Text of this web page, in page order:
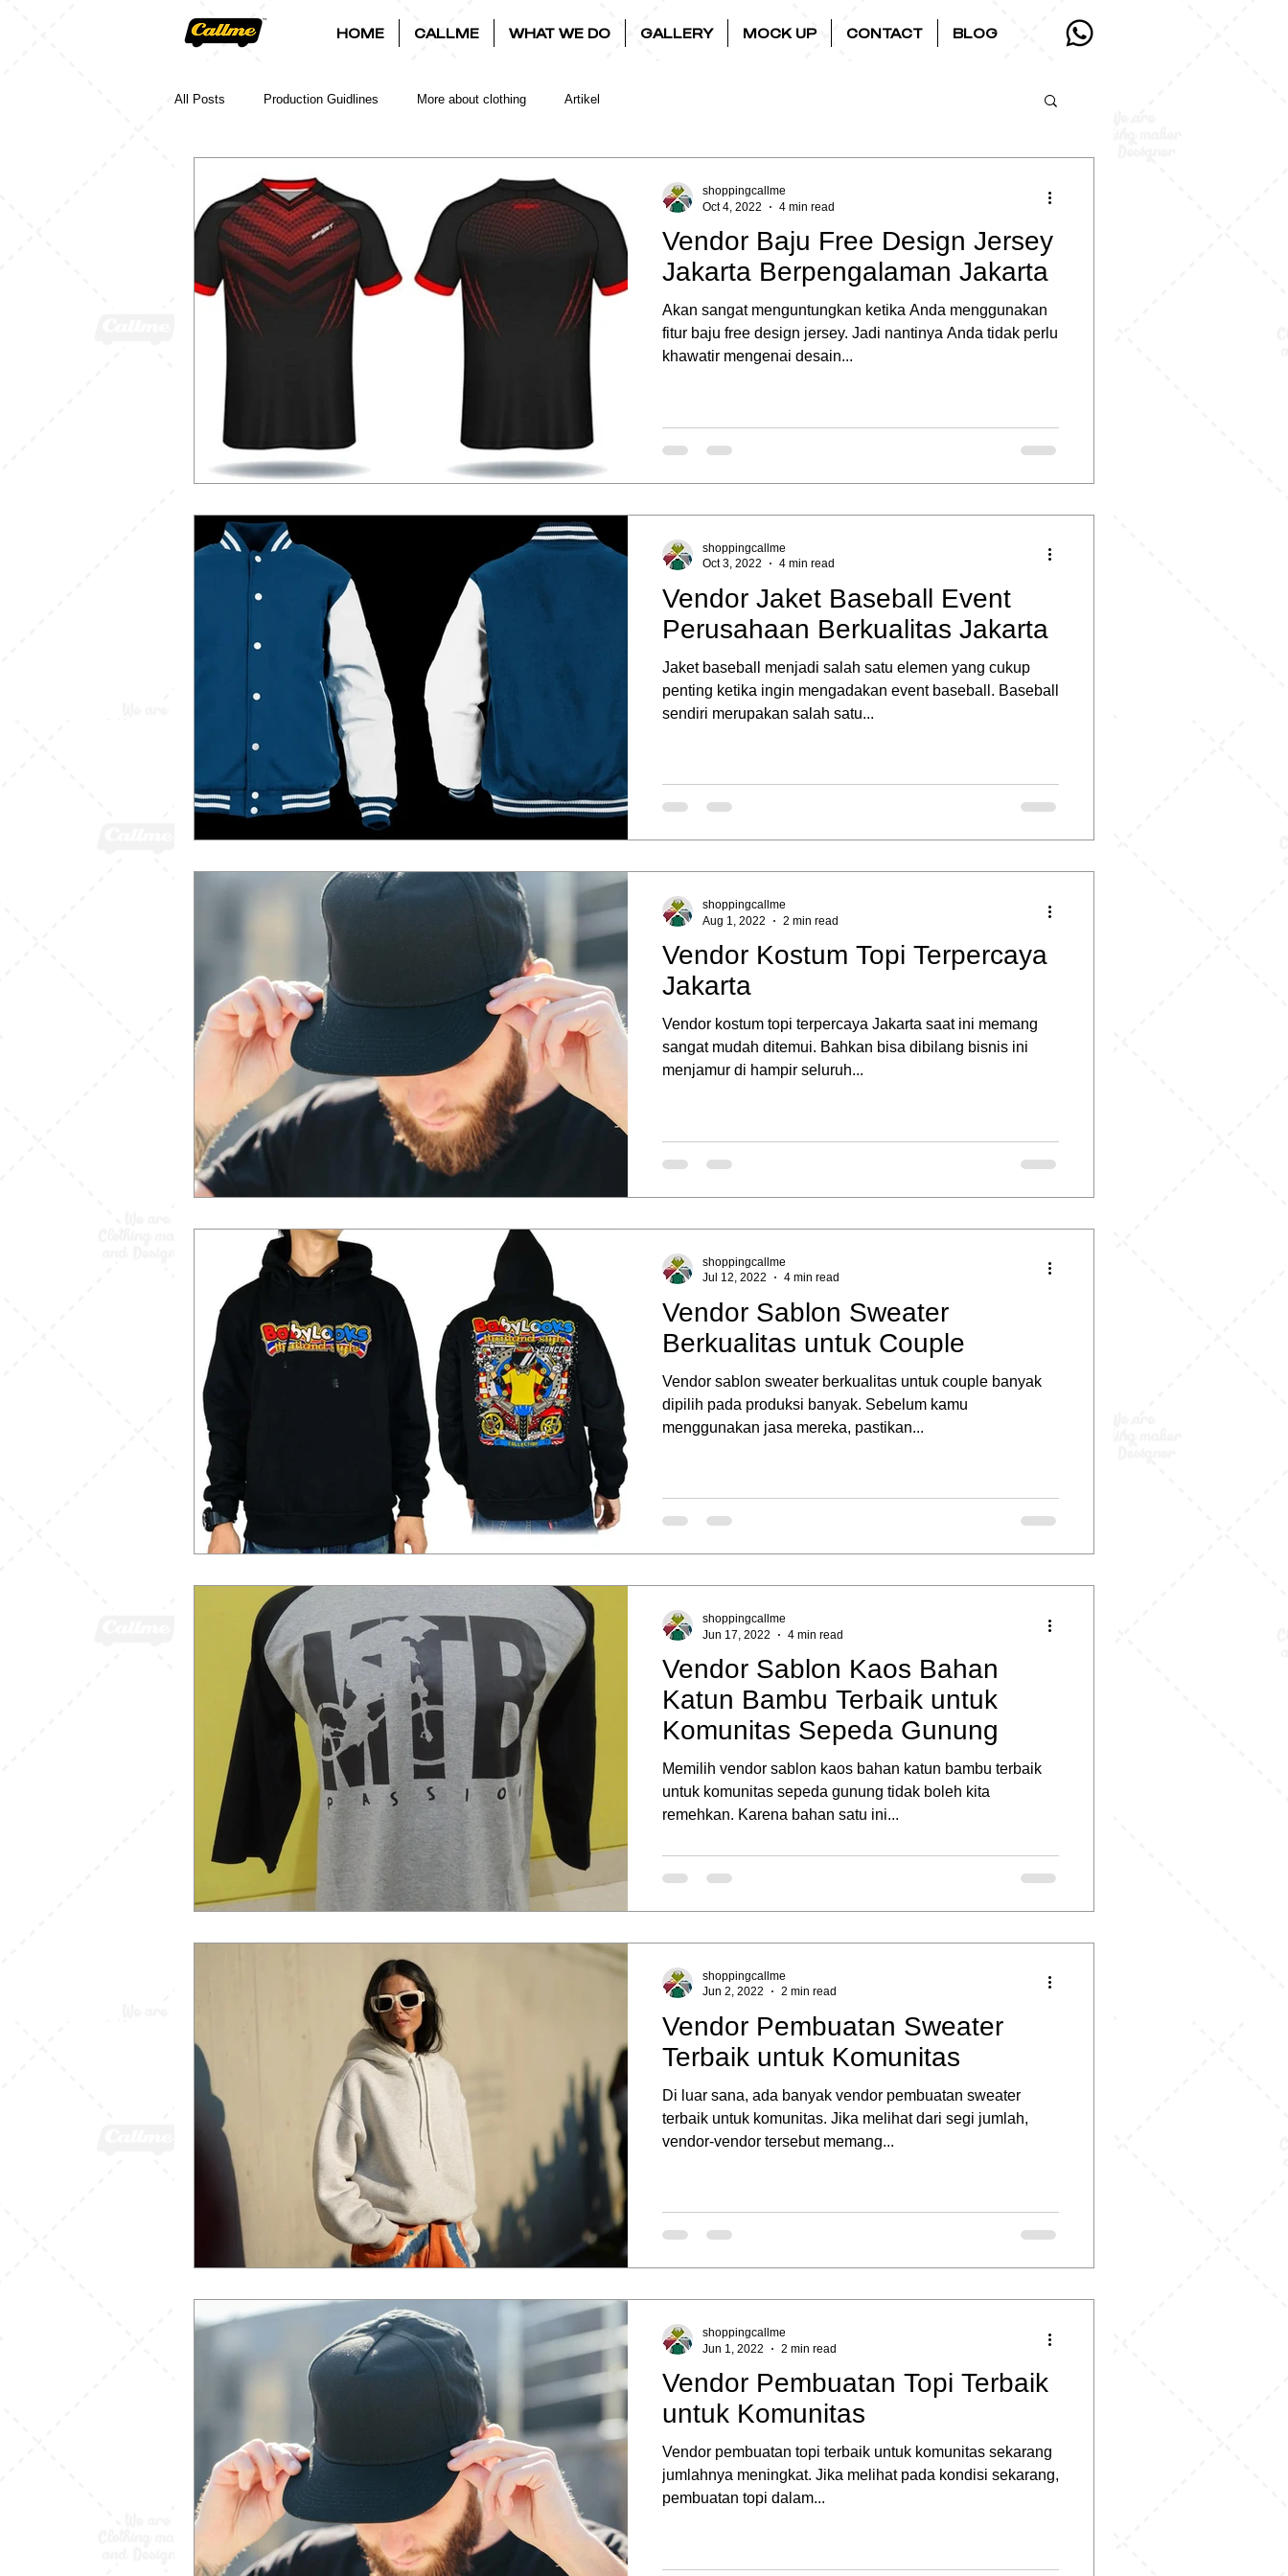
HOME CALLME WHAT WE DO GALLERY MOCK UP CONTACT BLOG
All Posts Production Guidlines More about clothing Artikel
Vendor Baju Free Design Jersey
Jakarta Berpengalaman Jakarta
Akan sangat menguntungkan ketika Anda menggunakan
fitur baju free design jersey. Jadi nantinya Anda tidak perlu
khawatir mengenai desain...
shoppingcallme
Oct 4, 2022
4 min read
Vendor Jaket Baseball Event
Perusahaan Berkualitas Jakarta
Jaket baseball menjadi salah satu elemen yang cukup
penting ketika ingin mengadakan event baseball. Baseball
sendiri merupakan salah satu...
shoppingcallme
Oct 3, 2022
4 min read
Vendor Kostum Topi Terpercaya
Jakarta
Vendor kostum topi terpercaya Jakarta saat ini memang
sangat mudah ditemui. Bahkan bisa dibilang bisnis ini
menjamur di hampir seluruh...
shoppingcallme
Aug 1, 2022
2 min read
Vendor Sablon Sweater
Berkualitas untuk Couple
Vendor sablon sweater berkualitas untuk couple banyak
dipilih pada produksi banyak. Sebelum kamu
menggunakan jasa mereka, pastikan...
shoppingcallme
Jul 12, 2022
4 min read
Vendor Sablon Kaos Bahan
Katun Bambu Terbaik untuk
Komunitas Sepeda Gunung
Memilih vendor sablon kaos bahan katun bambu terbaik
untuk komunitas sepeda gunung tidak boleh kita
remehkan. Karena bahan satu ini...
shoppingcallme
Jun 17, 2022
4 min read
Vendor Pembuatan Sweater
Terbaik untuk Komunitas
Di luar sana, ada banyak vendor pembuatan sweater
terbaik untuk komunitas. Jika melihat dari segi jumlah,
vendor-vendor tersebut memang...
shoppingcallme
Jun 2, 2022
2 min read
Vendor Pembuatan Topi Terbaik
untuk Komunitas
Vendor pembuatan topi terbaik untuk komunitas sekarang
jumlahnya meningkat. Jika melihat pada kondisi sekarang,
pembuatan topi dalam...
shoppingcallme
Jun 1, 2022
2 min read